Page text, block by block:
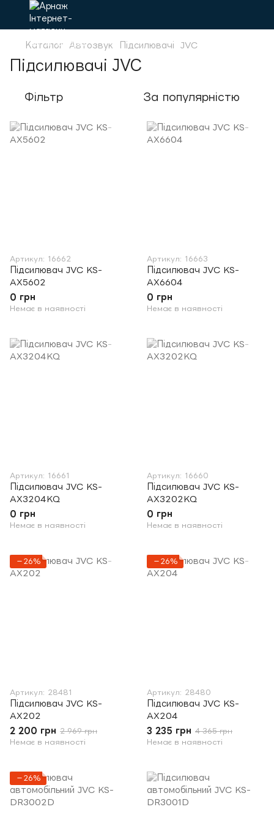
Каталог Автозвук Підсилювачі JVC
Підсилювачі JVC
Фільтр За популярністю
Артикул: 16662
Підсилювач JVC KS-
AX5602
0 грн
Немає в наявності
Артикул: 16663
Підсилювач JVC KS-
AX6604
0 грн
Немає в наявності
Артикул: 16661
Підсилювач JVC KS-
AX3204KQ
0 грн
Немає в наявності
Артикул: 16660
Підсилювач JVC KS-
AX3202KQ
0 грн
Немає в наявності
−26%
Артикул: 28481
Підсилювач JVC KS-
AX202
2 200 грн 2 969 грн
Немає в наявності
−26%
Артикул: 28480
Підсилювач JVC KS-
AX204
3 235 грн 4 365 грн
Немає в наявності
−26%